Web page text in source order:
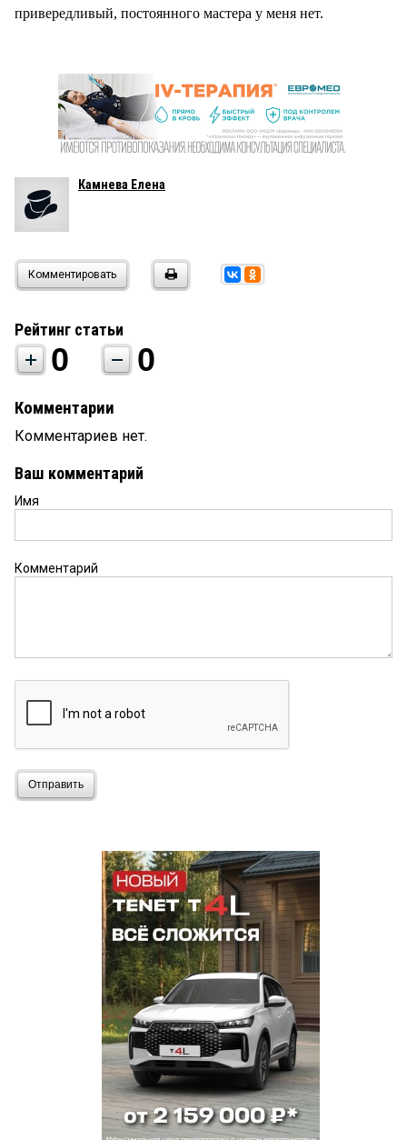
привередливый, постоянного мастера у меня нет.
Камнева Елена
Комментировать
Рейтинг статьи
0 0
Комментарии
Комментариев нет.
Ваш комментарий
Имя
Комментарий
Отправить